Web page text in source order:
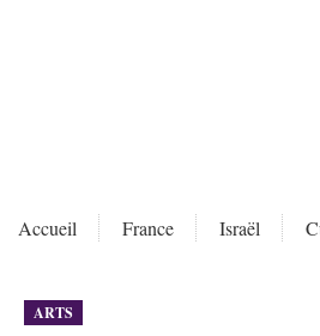
Accueil France Israël
ARTS